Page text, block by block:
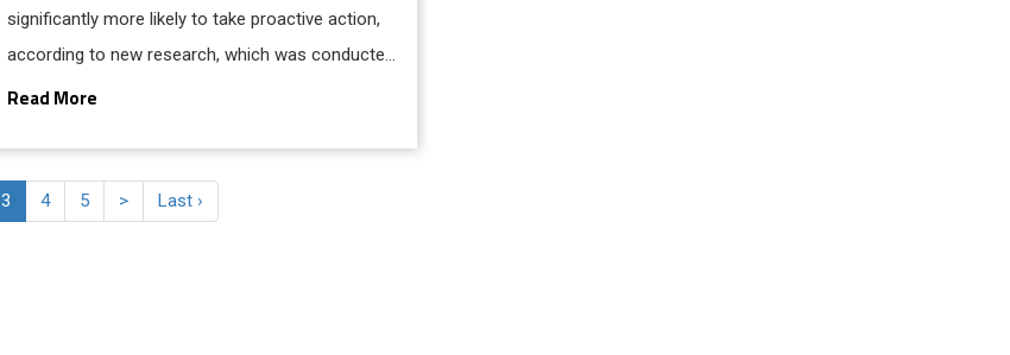
significantly more likely to take proactive action,
according to new research, which was conducted
by researchers at Trinity Business School, Dublin
Business School.
Read More
3 4 5 > Last ›